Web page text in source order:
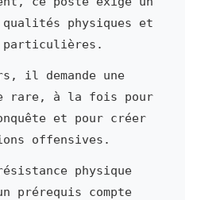
qualités physiques et
particulières.
il demande une
rare, à la fois pour
et pour créer
offensives.
physique
prérequis compte